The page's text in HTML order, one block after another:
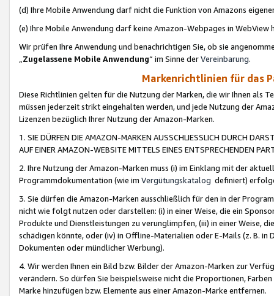
(d) Ihre Mobile Anwendung darf nicht die Funktion von Amazons
(e) Ihre Mobile Anwendung darf keine Amazon-Webpages in WebView
Wir prüfen Ihre Anwendung und benachrichtigen Sie, ob sie
„Zugelassene Mobile Anwendung“ im Sinne derVereinbarung.
Markenrichtlinien für das
Diese Richtlinien gelten für die Nutzung der Marken, die wir Ihnen als
müssen jederzeit strikt eingehalten werden, und jede Nutzung der
Lizenzen bezüglich Ihrer Nutzung der Amazon-Marken.
1. SIE DÜRFEN DIE AMAZON-MARKEN AUSSCHLIESSLICH DURCH
AUF EINER AMAZON-WEBSITE MITTELS EINES ENTSPRECHENDEN
2. Ihre Nutzung der Amazon-Marken muss (i) im Einklang mit der
Programmdokumentation (wie im Vergütungskatalog definiert)
3. Sie dürfen die Amazon-Marken ausschließlich für den in der
nicht wie folgt nutzen oder darstellen: (i) in einer Weise, die ein
Produkte und Dienstleistungen zu verunglimpfen, (iii) in einer Weise,
schädigen könnte, oder (iv) in Offline-Materialien oder E-Mails (z. B. in
Dokumenten oder mündlicher Werbung).
4. Wir werden Ihnen ein Bild bzw. Bilder der Amazon-Marken zur
verändern. So dürfen Sie beispielsweise nicht die Proportionen,
Marke hinzufügen bzw. Elemente aus einer Amazon-Marke entfernen.